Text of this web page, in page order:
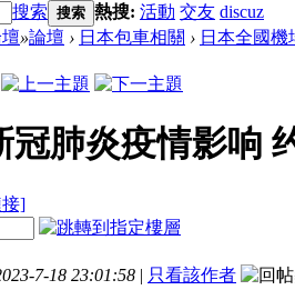
搜索 搜索 熱搜: 活動 交友 discuz
»論壇 › 日本包車相關 › 日本全國機
冠肺炎疫情影响
]
7-18 23:01:58 | 只看該作者